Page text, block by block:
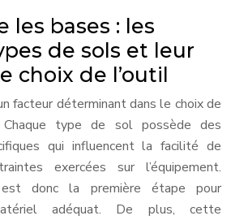
les bases : les
de sols et leur
choix de l’outil
facteur déterminant dans le choix de
Chaque type de sol possède des
qui influencent la facilité de
exercées sur l’équipement.
donc la première étape pour
adéquat. De plus, cette